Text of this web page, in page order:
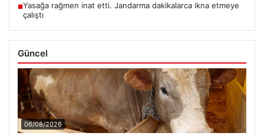
■Yasağa rağmen inat etti. Jandarma dakikalarca ikna etmeye
çalıştı
Güncel
06/08/2026